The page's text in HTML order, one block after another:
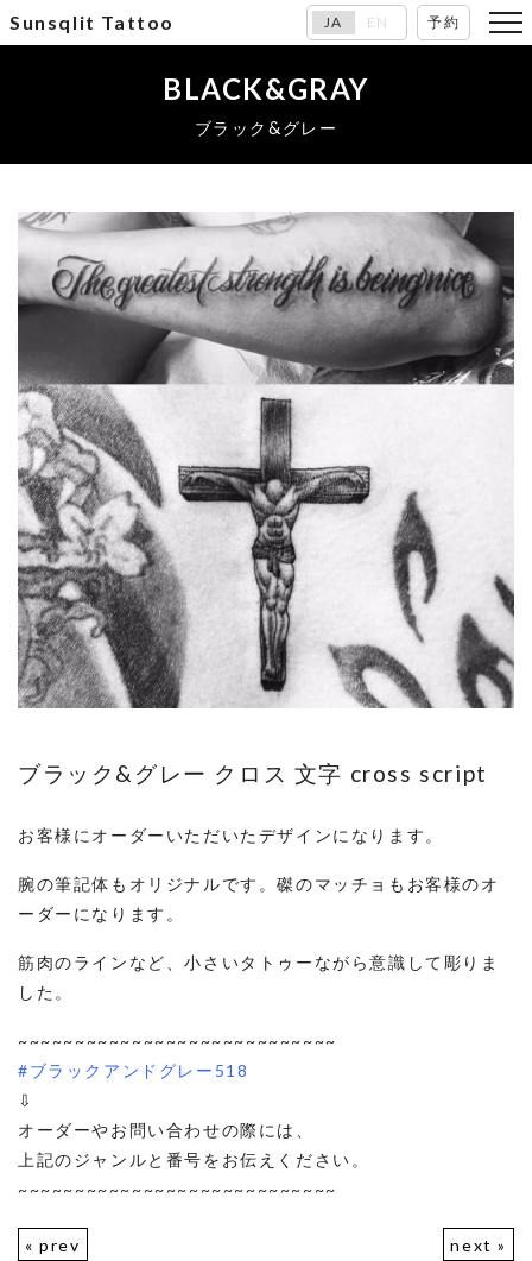
Sunsqlit Tattoo JA EN 予約
BLACK&GRAY
ブラック&グレー
ブラック&グレー クロス 文字 cross script
お客様にオーダーいただいたデザインになります。
腕の筆記体もオリジナルです。磔のマッチョもお客様のオ
ーダーになります。
筋肉のラインなど、小さいタトゥーながら意識して彫りま
した。
~~~~~~~~~~~~~~~~~~~~~~~~~~~~
#ブラックアンドグレー518
⇩
オーダーやお問い合わせの際には、
上記のジャンルと番号をお伝えください。
~~~~~~~~~~~~~~~~~~~~~~~~~~~~
« prev next »